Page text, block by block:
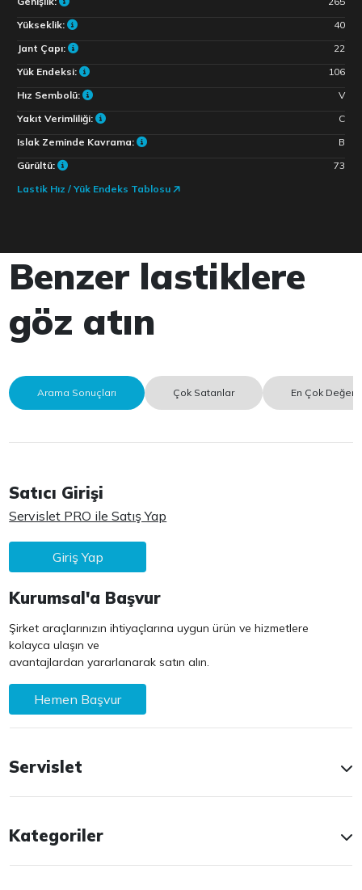
Yükseklik:
40
Jant Çapı:
22
Yük Endeksi:
106
Hız Sembolü:
V
Yakıt Verimliliği:
C
Islak Zeminde Kavrama:
B
Gürültü:
73
Lastik Hız / Yük Endeks Tablosu
Benzer lastiklere
göz atın
Arama Sonuçları Çok Satanlar En Çok
Satıcı Girişi
Servislet PRO ile Satış Yap
Giriş Yap
Kurumsal'a Başvur
Şirket araçlarınızın ihtiyaçlarına uygun ürün ve hizmetlere
kolayca ulaşın ve
avantajlardan yararlanarak satın alın.
Hemen Başvur
Servislet
Kategoriler